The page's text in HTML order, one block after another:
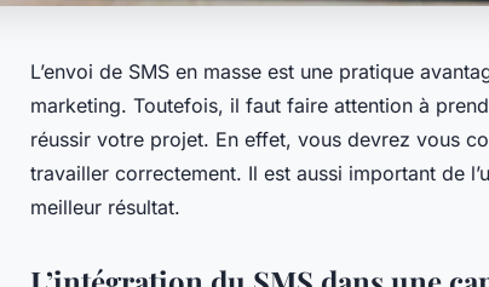
L’envoi de SMS en masse est une pratique
marketing. Toutefois, il faut faire attention à
réussir votre projet. En effet, vous devrez vous
travailler correctement. Il est aussi important de
meilleur résultat.